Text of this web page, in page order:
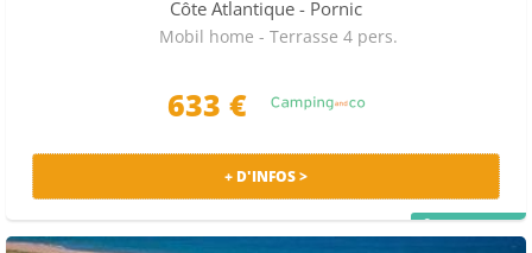
Côte Atlantique - Pornic
Mobil home - Terrasse 4 pers.
633 €
+ D'INFOS >